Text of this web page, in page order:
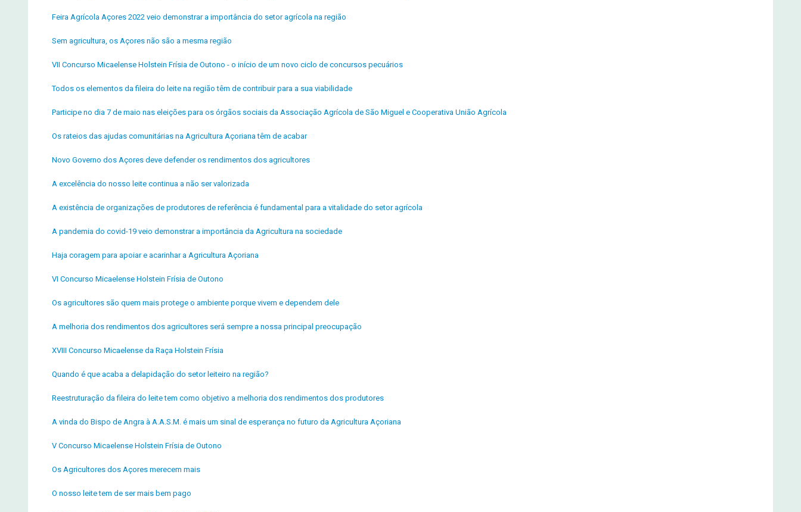
Feira Agrícola Açores 2022 veio demonstrar a importância do setor agrícola na região
Sem agricultura, os Açores não são a mesma região
VII Concurso Micaelense Holstein Frísia de Outono - o início de um novo ciclo de concursos pecuários
Todos os elementos da fileira do leite na região têm de contribuir para a sua viabilidade
Participe no dia 7 de maio nas eleições para os órgãos sociais da Associação Agrícola de São Miguel e Cooperativa União Agrícola
Os rateios das ajudas comunitárias na Agricultura Açoriana têm de acabar
Novo Governo dos Açores deve defender os rendimentos dos agricultores
A excelência do nosso leite continua a não ser valorizada
A existência de organizações de produtores de referência é fundamental para a vitalidade do setor agrícola
A pandemia do covid-19 veio demonstrar a importância da Agricultura na sociedade
Haja coragem para apoiar e acarinhar a Agricultura Açoriana
VI Concurso Micaelense Holstein Frísia de Outono
Os agricultores são quem mais protege o ambiente porque vivem e dependem dele
A melhoria dos rendimentos dos agricultores será sempre a nossa principal preocupação
XVIII Concurso Micaelense da Raça Holstein Frísia
Quando é que acaba a delapidação do setor leiteiro na região?
Reestruturação da fileira do leite tem como objetivo a melhoria dos rendimentos dos produtores
A vinda do Bispo de Angra à A.A.S.M. é mais um sinal de esperança no futuro da Agricultura Açoriana
V Concurso Micaelense Holstein Frísia de Outono
Os Agricultores dos Açores merecem mais
O nosso leite tem de ser mais bem pago